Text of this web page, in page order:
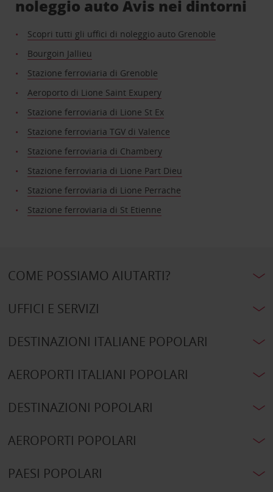
noleggio auto Avis nei dintorni
Scopri tutti gli uffici di noleggio auto Grenoble
Bourgoin Jallieu
Stazione ferroviaria di Grenoble
Aeroporto di Lione Saint Exupery
Stazione ferroviaria di Lione St Ex
Stazione ferroviaria TGV di Valence
Stazione ferroviaria di Chambery
Stazione ferroviaria di Lione Part Dieu
Stazione ferroviaria di Lione Perrache
Stazione ferroviaria di St Etienne
COME POSSIAMO AIUTARTI?
UFFICI E SERVIZI
DESTINAZIONI ITALIANE POPOLARI
AEROPORTI ITALIANI POPOLARI
DESTINAZIONI POPOLARI
AEROPORTI POPOLARI
PAESI POPOLARI